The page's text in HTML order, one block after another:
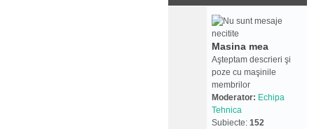
Masina mea
Aşteptam descrieri şi
poze cu maşinile
membrilor
Moderator: Echipa
Tehnica
Subiecte: 152